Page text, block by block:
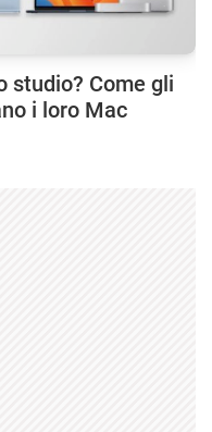
studio? Come gli
i loro Mac